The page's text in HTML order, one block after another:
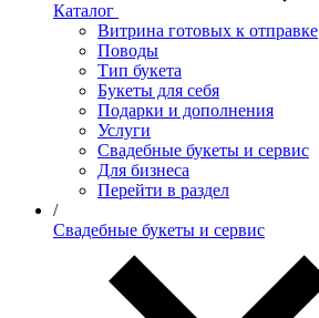
Каталог
Витрина готовых к отправке
Поводы
Тип букета
Букеты для себя
Подарки и дополнения
Услуги
Свадебные букеты и сервис
Для бизнеса
Перейти в раздел
/
Свадебные букеты и сервис